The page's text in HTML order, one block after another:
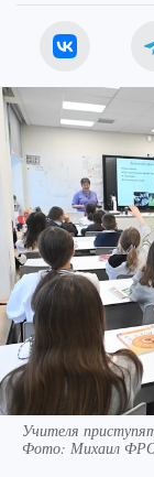
Учителя
Фото: Михаил